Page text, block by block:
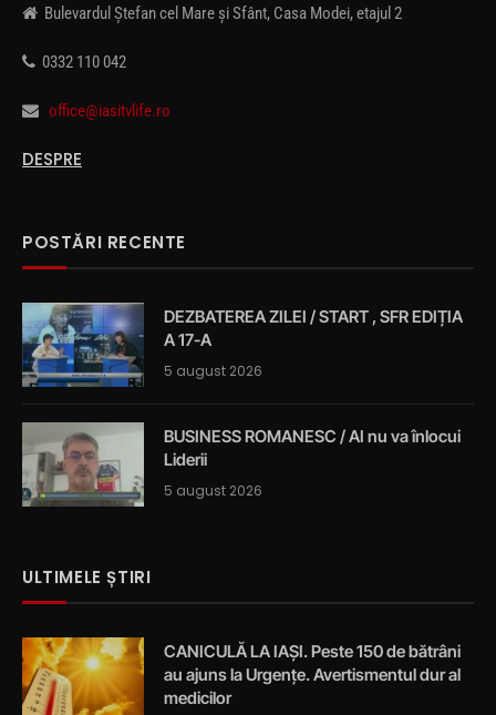
Bulevardul Ștefan cel Mare și Sfânt, Casa Modei, etajul 2
0332 110 042
office@iasitvlife.ro
DESPRE
POSTĂRI RECENTE
DEZBATEREA ZILEI / START , SFR EDIȚIA
A 17-A
5 august 2026
BUSINESS ROMANESC / AI nu va înlocui
Liderii
5 august 2026
ULTIMELE ȘTIRI
CANICULĂ LA IAȘI. Peste 150 de bătrâni
au ajuns la Urgențe. Avertismentul dur al
medicilor